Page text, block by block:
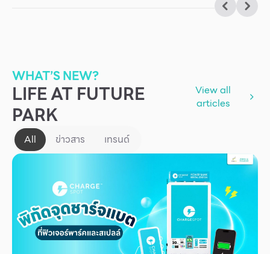
WHAT’S NEW?
LIFE AT FUTURE
PARK
View all
articles
All ข่าวสาร เทรนด์